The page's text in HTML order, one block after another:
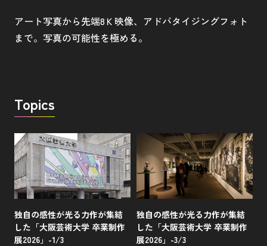
アート写真から先端8Ｋ映像、アドバタイジングフォト
まで。写真の可能性を極める。
Topics
独自の感性が光る力作が集結
した「大阪芸術大学 卒業制作
展2026」-1/3
独自の感性が光る力作が集結
した「大阪芸術大学 卒業制作
展2026」-3/3